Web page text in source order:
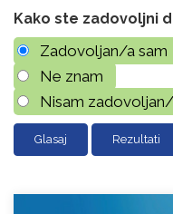
Kako ste zadovoljni
Zadovoljan/a sam
Ne znam
Nisam
Rezultati